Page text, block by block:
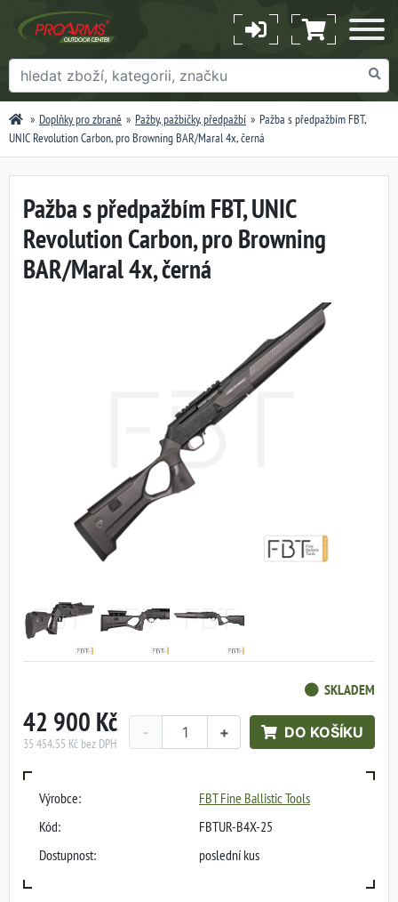
Doplňky pro zbraně Pažby, pažbičky, předpažbí
Pažba s předpažbím FBT,
UNIC Revolution Carbon, pro Browning BAR/Maral 4x, černá
Pažba s předpažbím FBT, UNIC
Revolution Carbon, pro Browning
BAR/Maral 4x, černá
SKLADEM
42 900 Kč
35 454,55 Kč bez DPH
+
- DO KOŠÍKU
Výrobce:
FBT Fine Ballistic Tools
Kód:
FBTUR-B4X-25
Dostupnost:
poslední kus